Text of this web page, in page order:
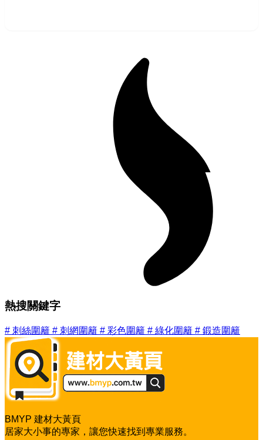
熱搜關鍵字
# 刺絲圍籬 # 刺網圍籬 # 彩色圍籬 # 綠化圍籬 # 鍛造圍籬
BMYP 建材大黃頁
居家大小事的專家，讓您快速找到專業服務。